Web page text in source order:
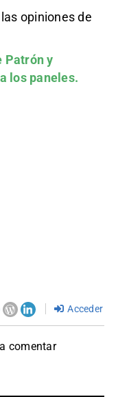
opiniones de
Patróny
los paneles.
Acceder
comentar